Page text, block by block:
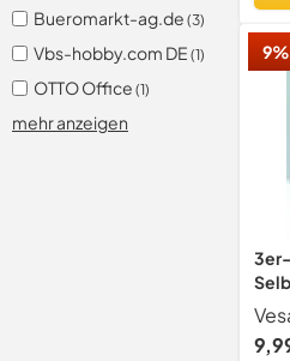
Bueromarkt-ag.de (3)
Vbs-hobby.com DE (1)
OTTO Office (1)
mehr anzeigen
cm